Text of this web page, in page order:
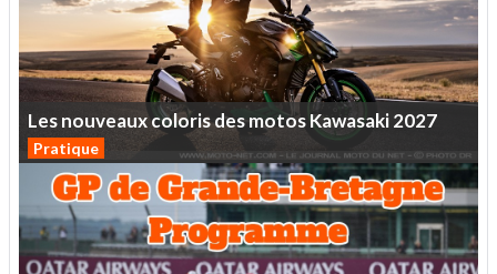
LesnouveauxcolorisdesmotosKawasaki2027
Pratique